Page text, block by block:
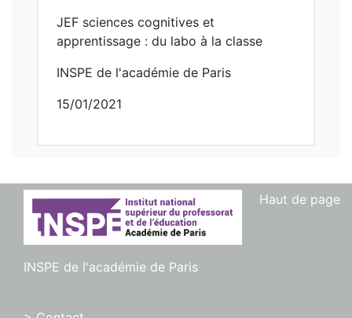
JEF sciences cognitives et
apprentissage : du labo à la classe
INSPE de l'académie de Paris
15/01/2021
Haut de page
INSPE de l'académie de Paris